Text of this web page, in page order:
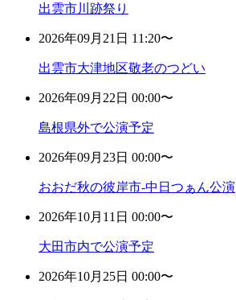
出雲市川跡祭り
2026年09月21日 11:20〜
出雲市大津地区敬老のつどい
2026年09月22日 00:00〜
島根県外で公演予定
2026年09月23日 00:00〜
おおだ秋の彼岸市-中日つぁん公演
2026年10月11日 00:00〜
大田市内で公演予定
2026年10月25日 00:00〜